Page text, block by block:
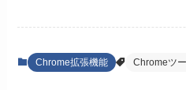
Chrome拡張機能 Chromeツ